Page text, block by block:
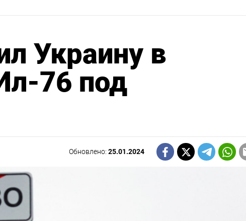
Украину в
76 под
Обновлено:25.01.2024